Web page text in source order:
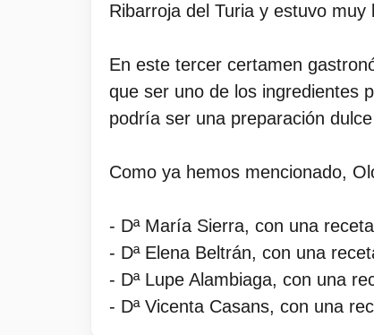
Ribarroja del Turia y estuvo
En este tercer certamen
que ser uno de los ingredientes
podría ser una preparación
Como ya hemos mencionado,
- Dª María Sierra, con una
- Dª Elena Beltrán, con una
- Dª Lupe Alambiaga, con una
- Dª Vicenta Casans, con una